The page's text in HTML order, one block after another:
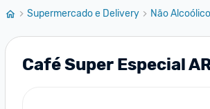
Supermercado e Delivery Não Alcoólico
Café Super Especial